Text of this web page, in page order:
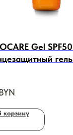
Gel
гель
BYN
корзину